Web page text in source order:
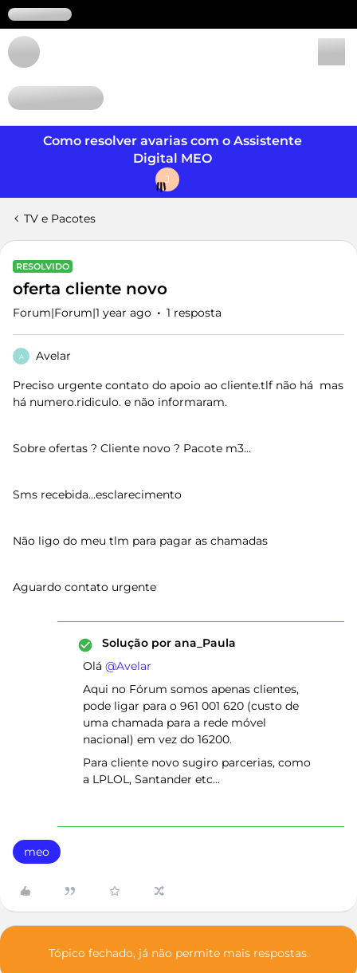
Como resolver avarias com o Assistente
Digital MEO
J
TV e Pacotes
RESOLVIDO
oferta cliente novo
Forum|Forum|1 year ago 1 resposta
A Avelar
Preciso urgente contato do apoio ao cliente.tlf não há mas
há numero.ridiculo. e não informaram.
Sobre ofertas ? Cliente novo ? Pacote m3...
Sms recebida...esclarecimento
Não ligo do meu tlm para pagar as chamadas
Aguardo contato urgente
Solução por ana_Paula
Olá ​ @Avelar
Aqui no Fórum somos apenas clientes,
pode ligar para o 961 001 620 (custo de
uma chamada para a rede móvel
nacional) em vez do 16200.
Para cliente novo sugiro parcerias, como
a LPLOL, Santander etc...
meo
Tópico fechado, já não permite mais respostas.